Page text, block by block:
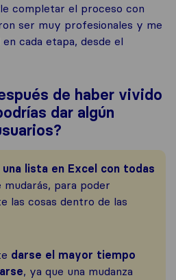
completar el proceso con
ser muy profesionales y me
cada etapa, desde el
de haber vivido
dar algún
una lista en Excel con todas
mudarás, para poder
las cosas dentro de las
darse el mayor tiempo
, ya que una mudanza